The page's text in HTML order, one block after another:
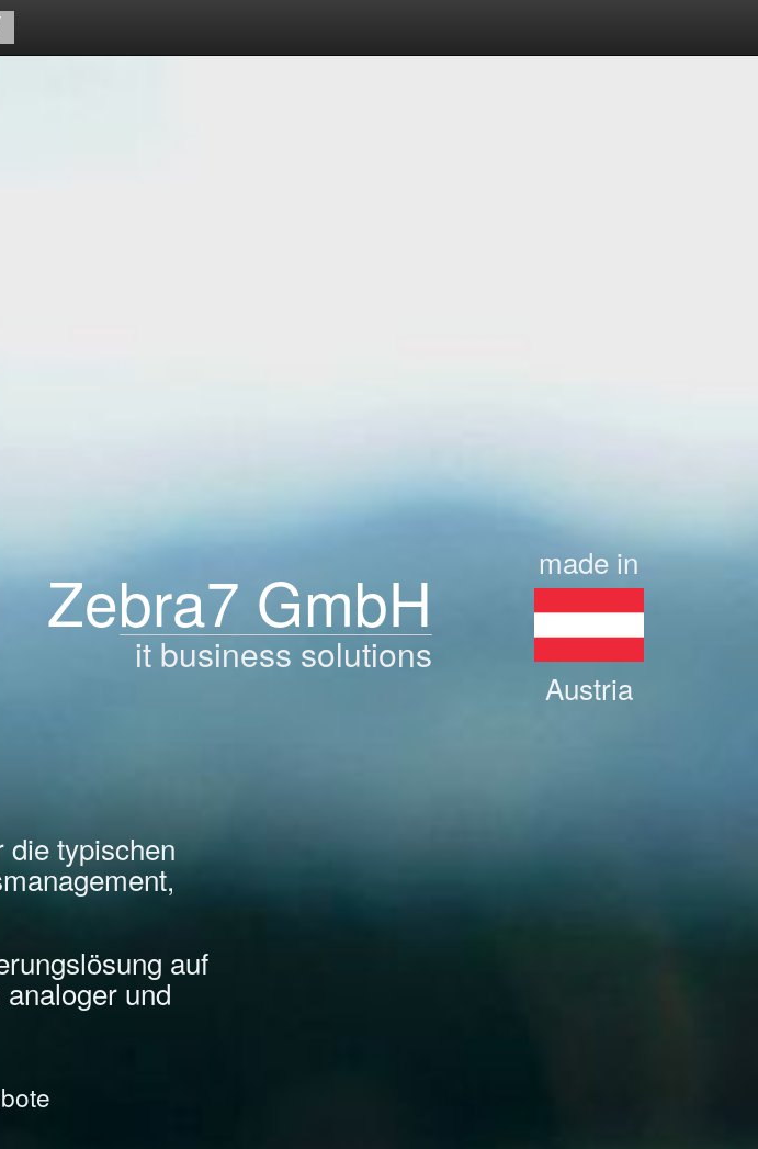
Zebra7 GmbH
it business solutions
made in
Austria
die typischen
auf
und